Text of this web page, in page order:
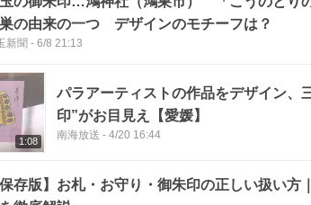
の由来の一つ デザインのモチーフは？
新聞 - 6/8 21:13
1:08
パラアーティストの作品をデザイン、
印”がお目見え【愛媛】
南海放送 - 4/20 16:44
保存版】お札・お守り・御朱印の正しい扱い